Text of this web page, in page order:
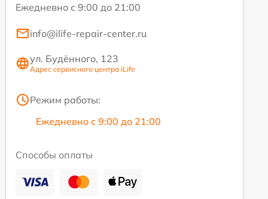
Ежедневно с 9:00 до 21:00
info@ilife-repair-center.ru
ул. Будённого, 123
Адрес сервисного центра iLife
Режим работы:
Ежедневно с 9:00 до 21:00
Способы оплаты